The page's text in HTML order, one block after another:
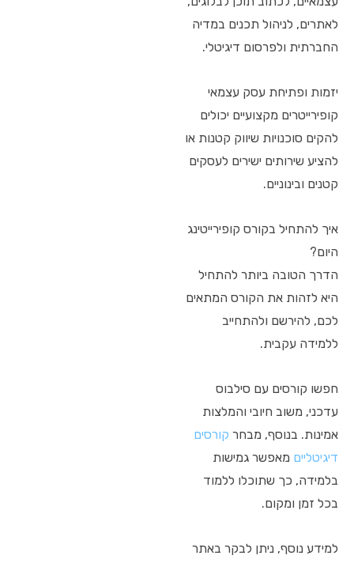
לאתרים, לניהול תכנים במדיה
החברתית ולפרסום דיגיטלי.
יזמות ופתיחת עסק עצמאי
קופירייטרים מקצועיים יכולים
להקים סוכנויות שיווק קטנות או
להציע שירותים ישירים לעסקים
קטנים ובינוניים.
איך להתחיל בקורס קופירייטינג
היום?
הדרך הטובה ביותר להתחיל
היא לזהות את הקורס המתאים
לכם, להירשם ולהתחייב
ללמידה עקבית.
חפשו קורסים עם סילבוס
עדכני, משוב חיובי והמלצות
אמינות. בנוסף, מבחר קורסים
דיגיטליים מאפשר גמישות
בלמידה, כך שתוכלו ללמוד
בכל זמן ומקום.
למידע נוסף, ניתן לבקר באתר